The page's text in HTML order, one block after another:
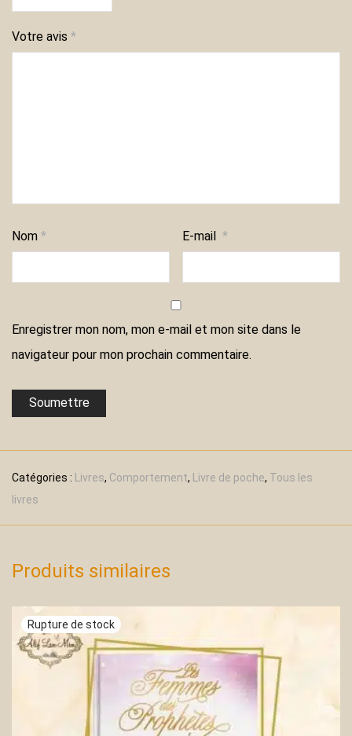
Votre avis *
Nom * E-mail*
Enregistrer mon nom, mon e-mail et mon site dans le
navigateur pour mon prochain commentaire.
Catégories : Livres, Comportement, Livre de poche, Tous les
livres
Produits similaires